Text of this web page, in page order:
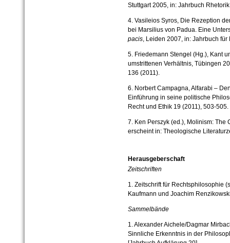
Stuttgart 2005, in: Jahrbuch
4. Vasileios Syros, Die Rezeption
bei Marsilius von Padua. Eine
pacis, Leiden 2007, in: Jahrbuch
5. Friedemann Stengel (Hg.), Kant
umstrittenen Verhältnis, Tübingen
136 (2011).
6. Norbert Campagna, Alfarabi –
Einführung in seine politische
Recht und Ethik 19 (2011), 503-505.
7. Ken Perszyk (ed.), Molinism: The
erscheint in: Theologische
Herausgeberschaft
Zeitschriften
1. Zeitschrift für Rechtsphilosophie
Kaufmann und Joachim
Sammelbände
1. Alexander Aichele/Dagmar
Sinnliche Erkenntnis in der